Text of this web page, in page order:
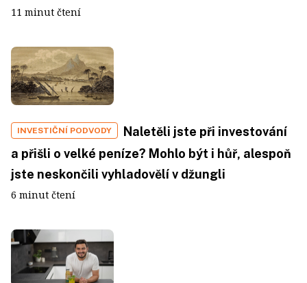
11 minut čtení
INVESTIČNÍ PODVODY
Naletěli jste při investování
a přišli o velké peníze? Mohlo být i hůř, alespoň
jste neskončili vyhladovělí v džungli
6 minut čtení